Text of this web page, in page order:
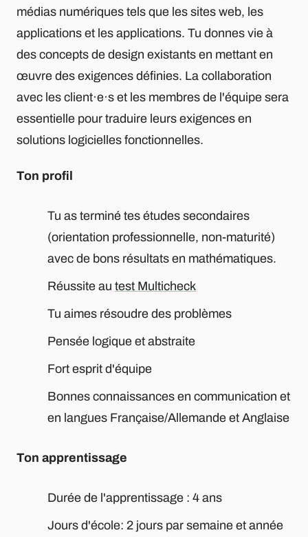
médias numériques tels que les sites web, les
applications et les applications. Tu donnes vie à
des concepts de design existants en mettant en
œuvre des exigences définies. La collaboration
avec les client·e·s et les membres de l'équipe sera
essentielle pour traduire leurs exigences en
solutions logicielles fonctionnelles.
Ton profil
Tu as terminé tes études secondaires
(orientation professionnelle, non-maturité)
avec de bons résultats en mathématiques.
Réussite au test Multicheck
Tu aimes résoudre des problèmes
Pensée logique et abstraite
Fort esprit d'équipe
Bonnes connaissances en communication et
en langues Française/Allemande et Anglaise
Ton apprentissage
Durée de l'apprentissage : 4 ans
Jours d'école: 2 jours par semaine et année